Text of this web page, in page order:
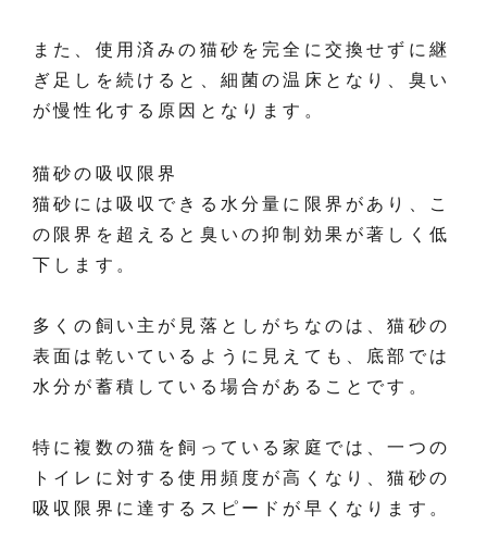
また、使用済みの猫砂を完全に交換せずに継
ぎ足しを続けると、細菌の温床となり、臭い
が慢性化する原因となります。
猫砂の吸収限界
猫砂には吸収できる水分量に限界があり、こ
の限界を超えると臭いの抑制効果が著しく低
下します。
多くの飼い主が見落としがちなのは、猫砂の
表面は乾いているように見えても、底部では
水分が蓄積している場合があることです。
特に複数の猫を飼っている家庭では、一つの
トイレに対する使用頻度が高くなり、猫砂の
吸収限界に達するスピードが早くなります。